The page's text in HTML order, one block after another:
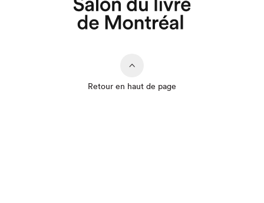
Retour en haut de page